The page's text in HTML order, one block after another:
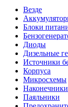
Везде
Блоки
Диоды
Дизельные
Источники
Корпуса
Микросхемы
Паяльники